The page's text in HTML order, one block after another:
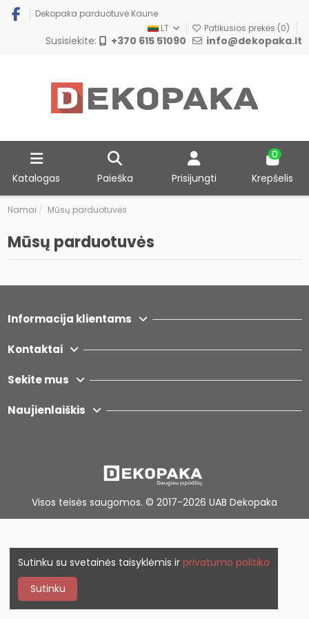
Dekopaka parduotuvė Kaune
LT
Patikusios prekės (0)
Susisiekite: +370 615 51090 info@dekopaka.lt
Katalogas Paieška Prisijungti
0
Krepšelis
Namai Mūsų parduotuvės
Mūsų parduotuvės
Informacija klientams
Kontaktai
Sekite mus
Naujienlaiškis
Visos teisės saugomos. © 2017-2026 UAB Dekopaka
Sutinku su svetainės taisyklėmis ir privatumo politika
Sutinku